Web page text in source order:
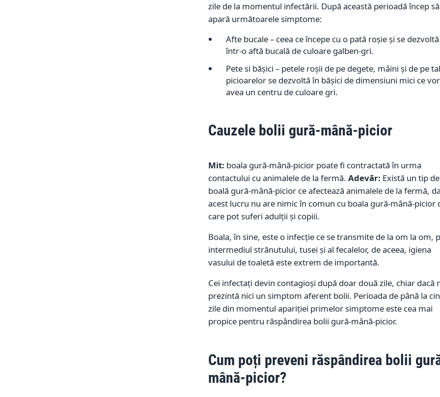
zile de la momentul infectării. După această perioadă încep să
apară următoarele simptome:
Afte bucale – ceea ce începe cu o pată roșie și se dezvoltă
într-o aftă bucală de culoare galben-gri.
Pete si bășici – petele roșii de pe degete, mâini și de pe
picioarelor se dezvoltă în bășici de dimensiuni mici ce vor
avea un centru de culoare gri.
Cauzele bolii gură-mână-picior
Mit: boala gură-mână-picior poate fi contractată în urma
contactului cu animalele de la fermă. Adevăr: Există un tip de
boală gură-mână-picior ce afectează animalele de la fermă,
acest lucru nu are nimic în comun cu boala gură-mână-picior
care pot suferi adulții și copiii.
Boala, în sine, este o infecție ce se transmite de la om la om,
intermediul strănutului, tusei și al fecalelor, de aceea, igiena
vasului de toaletă este extrem de importantă.
Cei infectați devin contagioși după doar două zile, chiar dacă
prezintă nici un simptom aferent bolii. Perioada de până la
zile din momentul apariției primelor simptome este cea mai
propice pentru răspândirea bolii gură-mână-picior.
Cum poți preveni răspândirea bolii
mână-picior?